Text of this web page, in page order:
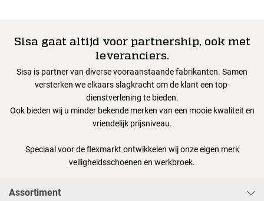
Sisa gaat altijd voor partnership, ook met
leveranciers.
Sisa is partner van diverse vooraanstaande fabrikanten. Samen
versterken we elkaars slagkracht om de klant een top-
dienstverlening te bieden.
Ook bieden wij u minder bekende merken van een mooie kwaliteit en
vriendelijk prijsniveau.
Speciaal voor de flexmarkt ontwikkelen wij onze eigen merk
veiligheidsschoenen en werkbroek.
Assortiment